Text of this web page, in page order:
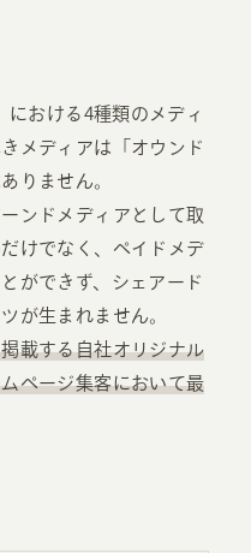
における4種類のメディ
メディアは「オウンド
りません。
ンドメディアとして取
けでなく、ペイドメデ
ができず、シェアード
が生まれません。
載する自社オリジナル
ページ集客において最